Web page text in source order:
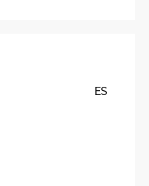
ES